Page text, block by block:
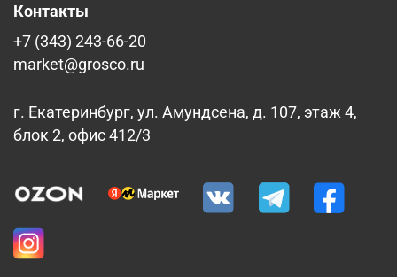
Контакты
+7 (343) 243-66-20
market@grosco.ru
г. Екатеринбург, ул. Амундсена, д. 107, этаж 4,
блок 2, офис 412/3